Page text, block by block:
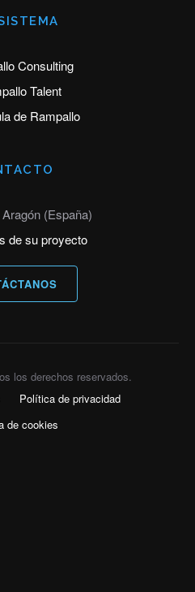
Consulting
Talent
de Rampallo
(España)
de su proyecto
los derechos reservados.
Política de privacidad
de cookies